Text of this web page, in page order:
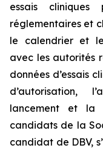
essais
réglementaires et
le calendrier et
avec les autorités
données d’essais
d’autorisation,
lancement et la
candidats de la
candidat de DBV,